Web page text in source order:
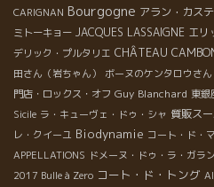
CARIGNAN Bourgogne アラン・カス
ミトーキョー JACQUES LASSAIGNE エリ
デリック・プルタリエ CHÂTEAU
田さん（岩ちゃん）
ボーヌのケンタロウさん
門店・ロックス・オフ Guy Blanchard 東銀
Sicile ラ・キューヴェ・ドゥ・シャ 質販ス
レ・クイーユ Biodynamie コート・ド・
APPELLATIONS ドメーヌ・ドゥ・ラ・ガラ
2017 Bulle à Zero コート・ド・トング